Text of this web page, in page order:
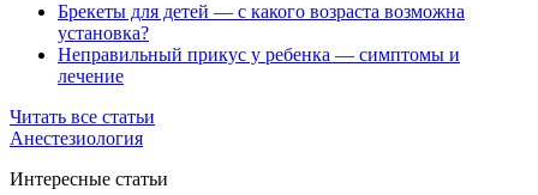
Брекеты для детей — с какого возраста возможна
установка?
Неправильный прикус у ребенка — симптомы и
лечение
Читать все статьи
Анестезиология
Интересные статьи